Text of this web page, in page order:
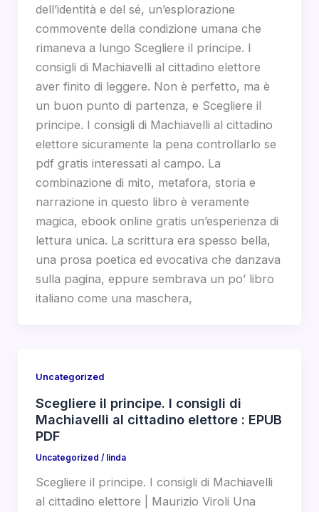
dell’identità e del sé, un’esplorazione
commovente della condizione umana che
rimaneva a lungo Scegliere il principe. I
consigli di Machiavelli al cittadino elettore
aver finito di leggere. Non è perfetto, ma è
un buon punto di partenza, e Scegliere il
principe. I consigli di Machiavelli al cittadino
elettore sicuramente la pena controllarlo se
pdf gratis interessati al campo. La
combinazione di mito, metafora, storia e
narrazione in questo libro è veramente
magica, ebook online gratis un’esperienza di
lettura unica. La scrittura era spesso bella,
una prosa poetica ed evocativa che danzava
sulla pagina, eppure sembrava un po’ libro
italiano come una maschera,
Uncategorized
Scegliere il principe. I consigli di
Machiavelli al cittadino elettore : EPUB
PDF
Uncategorized / linda
Scegliere il principe. I consigli di Machiavelli
al cittadino elettore | Maurizio Viroli Una